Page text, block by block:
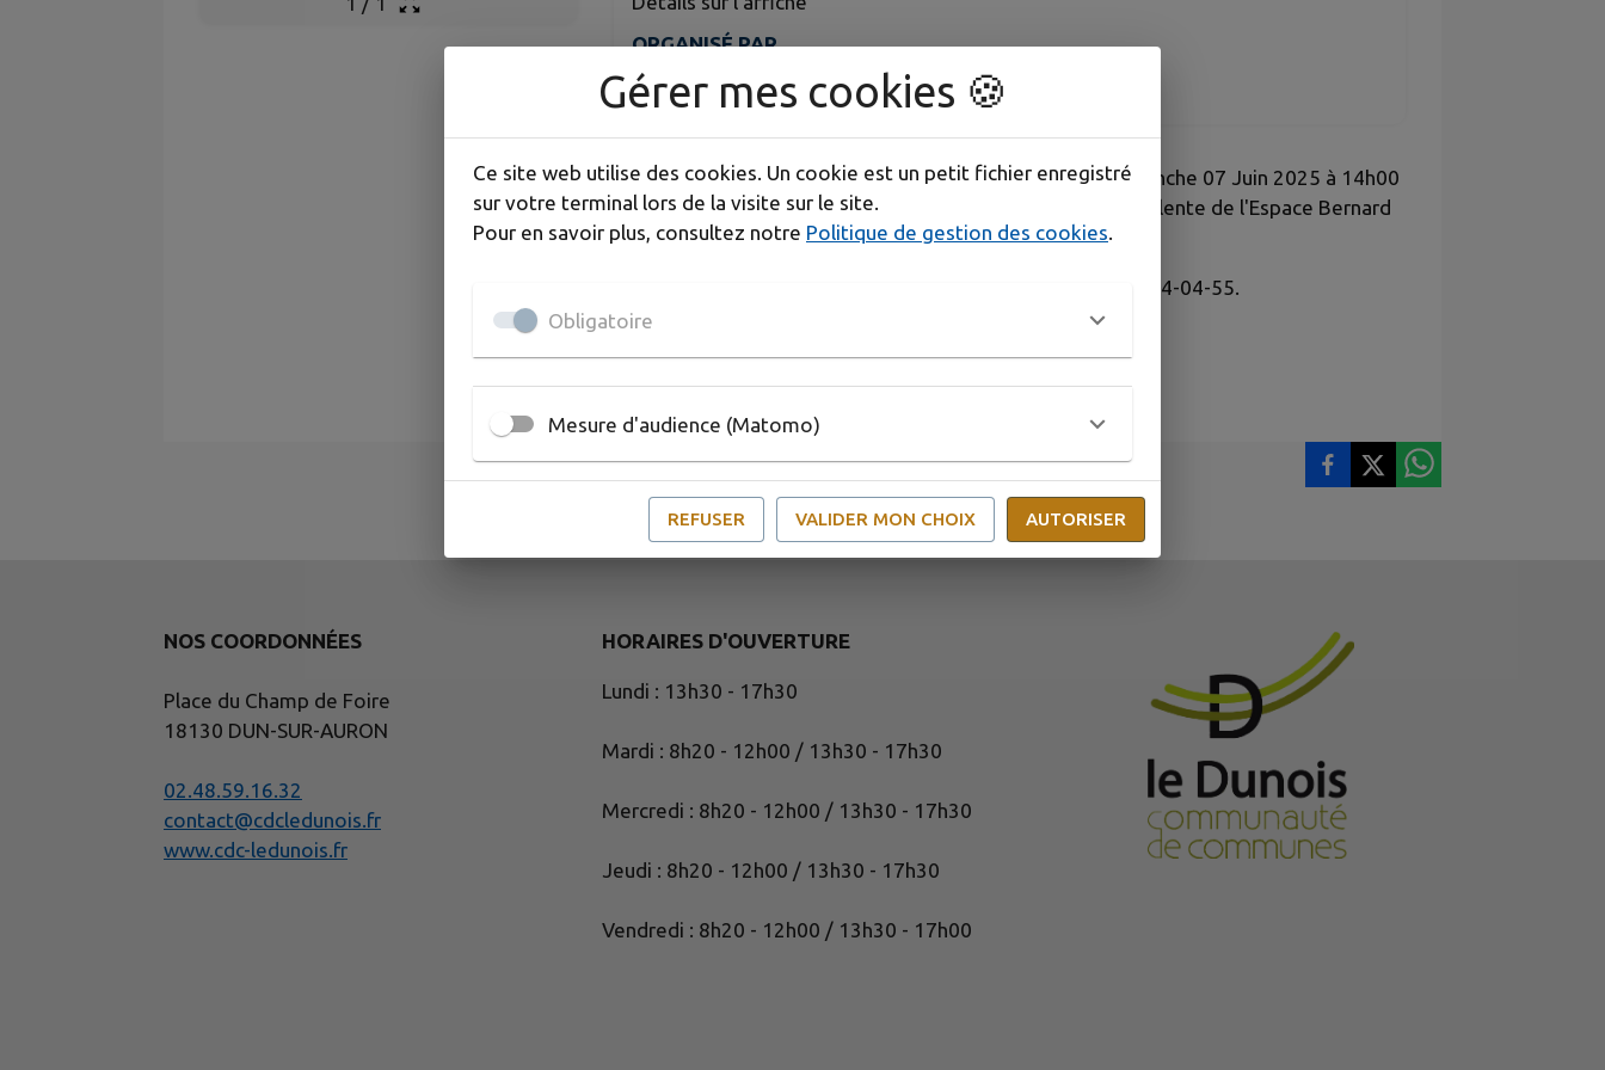
ORGANISÉ PAR
Le Clos Des Poussins
L'Association du Clos Des Poussins organise ses rifles Dimanche 07 Juin 2025 à 14h00
(ouverture des portes une heure avant) dans la Salle Polyvalente de l'Espace Bernard
Boussard situé Rue de la Noraie.
Inscriptions et renseignements auprès de Karine au 06-63-04-04-55.
NOS COORDONNÉES
Place du Champ de Foire
18130 DUN-SUR-AURON
02.48.59.16.32
contact@cdcledunois.fr
www.cdc-ledunois.fr
HORAIRES D'OUVERTURE
Lundi : 13h30 - 17h30
Mardi : 8h20 - 12h00 / 13h30 - 17h30
Mercredi : 8h20 - 12h00 / 13h30 - 17h30
Jeudi : 8h20 - 12h00 / 13h30 - 17h30
Vendredi : 8h20 - 12h00 / 13h30 - 17h00
Gérer mes cookies 🍪
Ce site web utilise des cookies. Un cookie est un petit fichier enregistré
sur votre terminal lors de la visite sur le site.
Pour en savoir plus, consultez notre Politique de gestion des cookies.
Obligatoire
Mesure d'audience (Matomo)
REFUSER VALIDER MON CHOIX AUTORISER